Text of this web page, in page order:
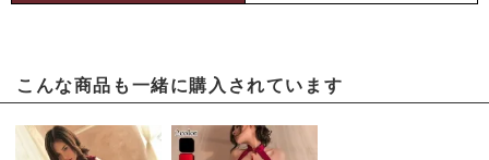
こんな商品も一緒に購入されています